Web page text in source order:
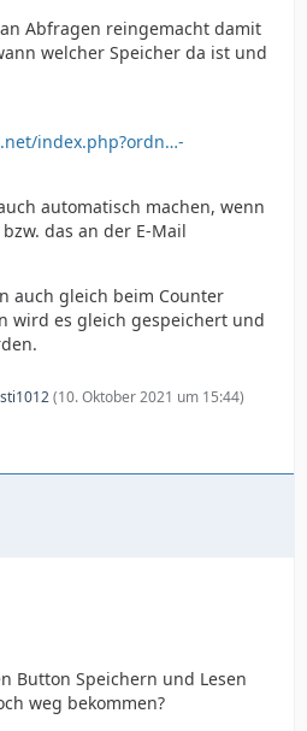
Abfragen reingemacht damit
welcher Speicher da ist und
index.php?ordn…-
automatisch machen, wenn
das an der E-Mail
auch gleich beim Counter
wird es gleich gespeichert und
(10. Oktober 2021 um 15:44)
Button Speichern und Lesen
weg bekommen?